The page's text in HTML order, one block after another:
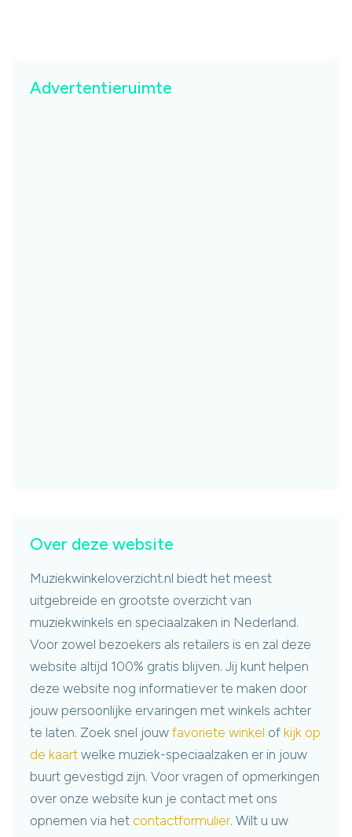
Advertentieruimte
Over deze website
Muziekwinkeloverzicht.nl biedt het meest
uitgebreide en grootste overzicht van
muziekwinkels en speciaalzaken in Nederland.
Voor zowel bezoekers als retailers is en zal deze
website altijd 100% gratis blijven. Jij kunt helpen
deze website nog informatiever te maken door
jouw persoonlijke ervaringen met winkels achter
te laten. Zoek snel jouw favoriete winkel of kijk op
de kaartwelke muziek-speciaalzaken er in jouw
buurt gevestigd zijn. Voor vragen of opmerkingen
over onze website kun je contact met ons
opnemen via het contactformulier. Wilt u uw